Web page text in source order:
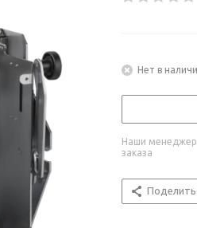
Нет в
Наши
заказа